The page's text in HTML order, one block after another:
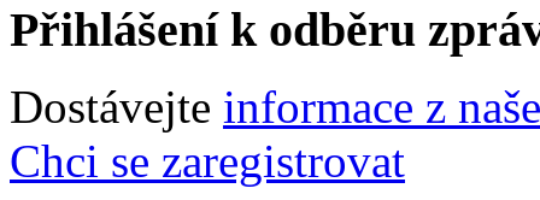
Přihlášení k odběru
Dostávejte informace z
Chci se zaregistrovat